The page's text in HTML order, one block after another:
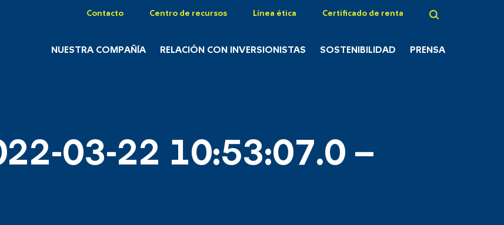
Contacto Centro de recursos Línea ética Certificado de renta
NUESTRA COMPAÑÍA RELACIÓN CON INVERSIONISTAS SOSTENIBILIDAD PRENSA
03-22 10:53:07.0 –